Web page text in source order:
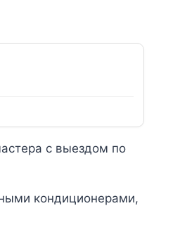
с выездом по
кондиционерами,